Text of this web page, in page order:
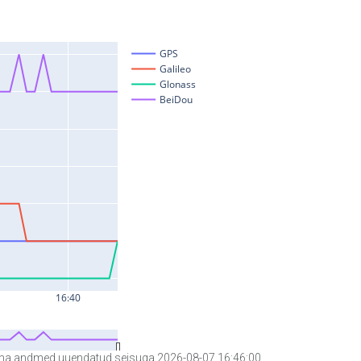
andmed uuendatud seisuga 2026-08-07 16:46:00